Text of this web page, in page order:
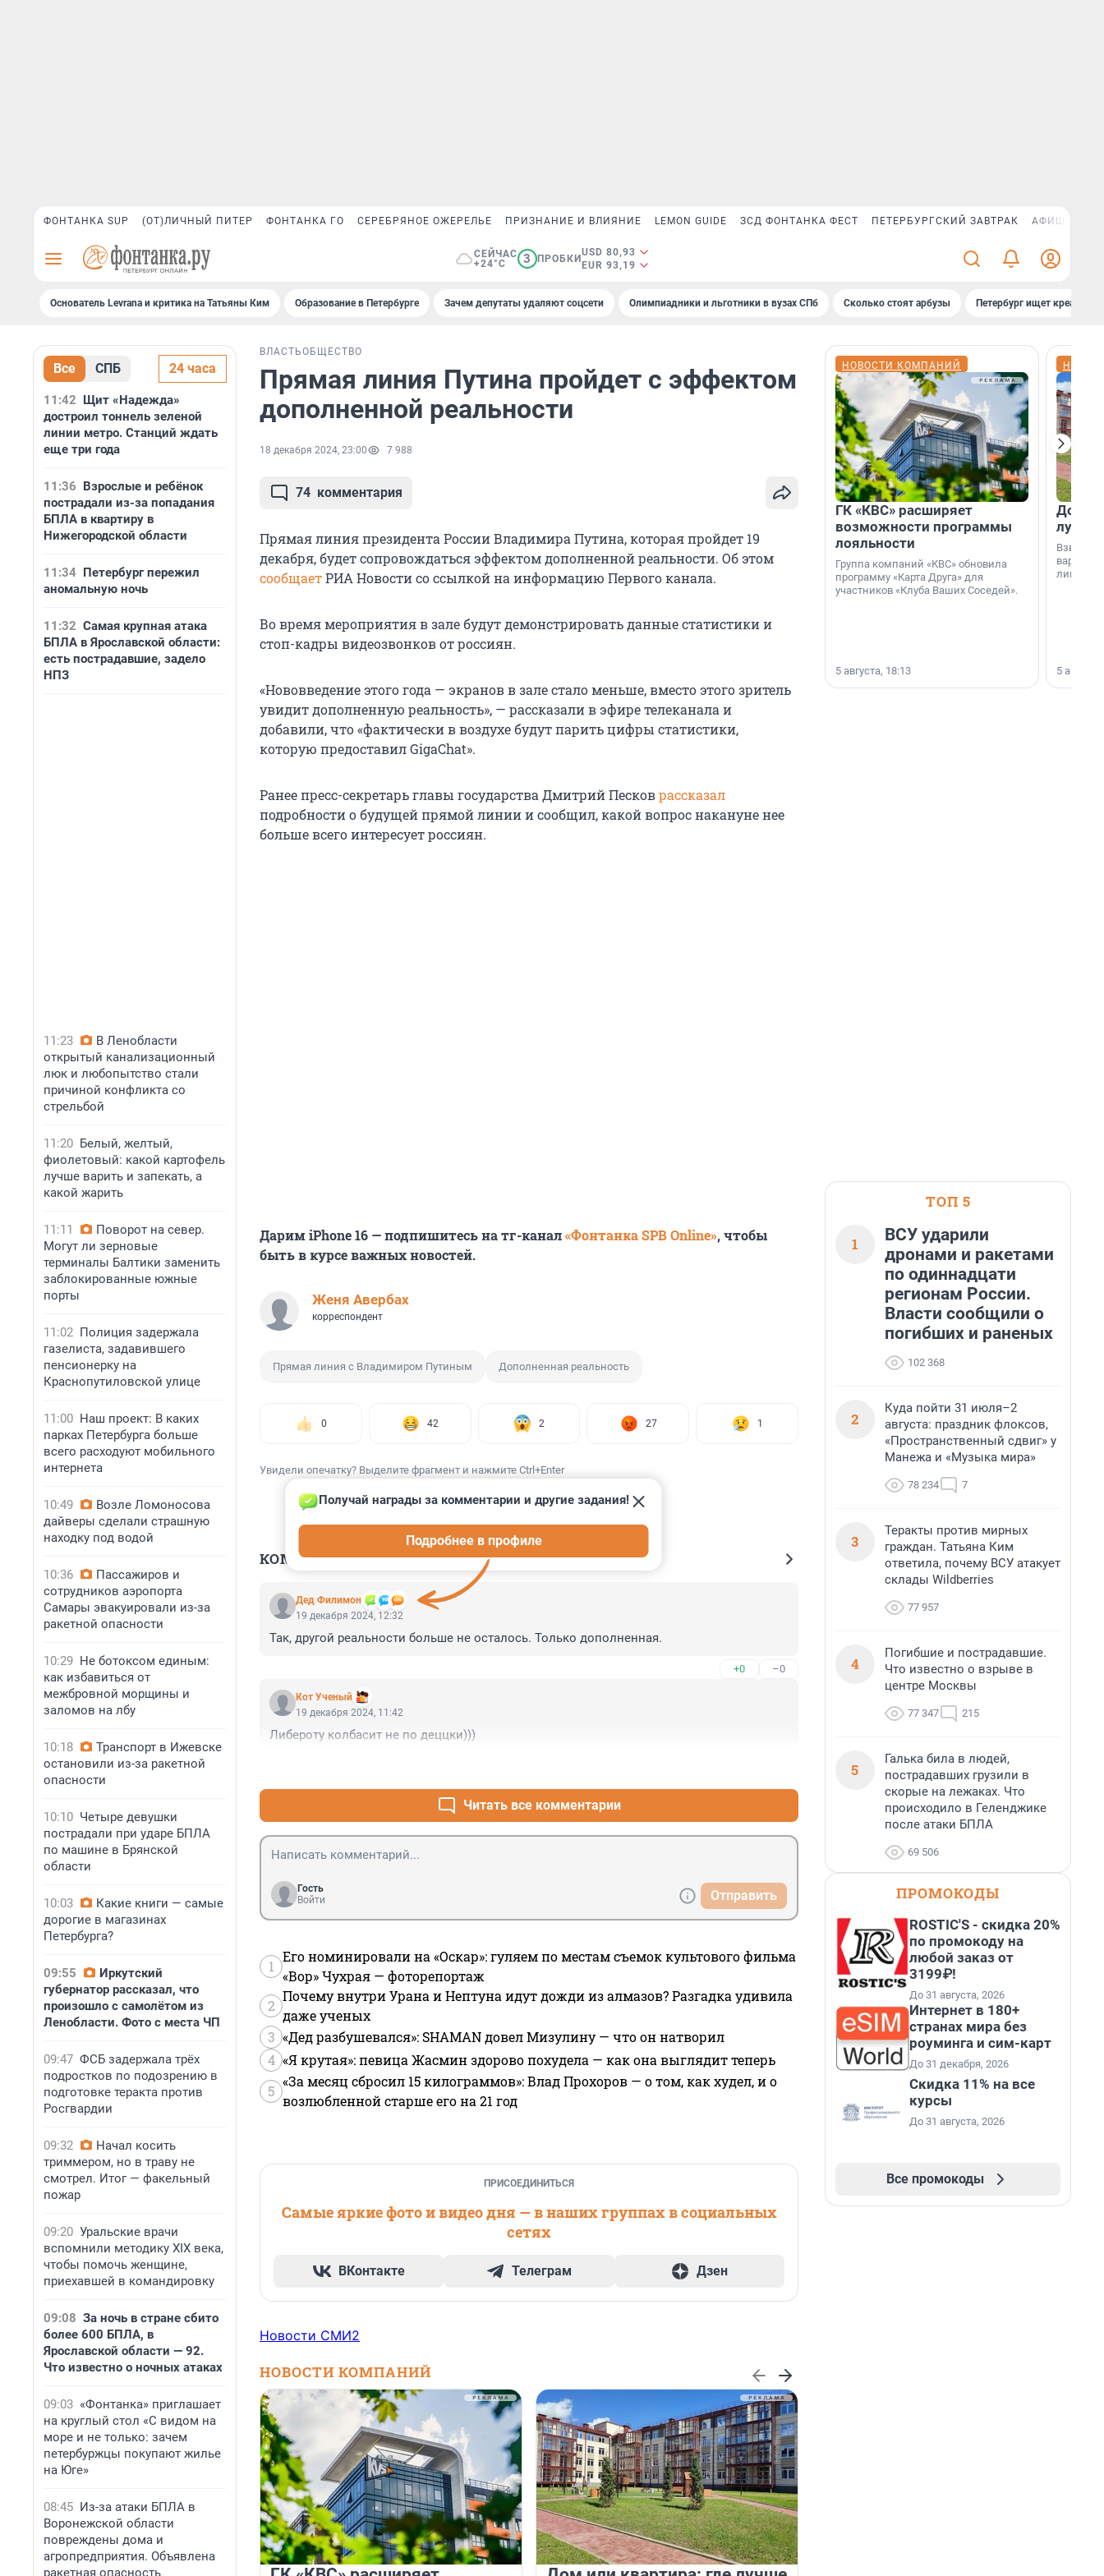
ФОНТАНКА SUP (ОТ)ЛИЧНЫЙ ПИТЕР ФОНТАНКА ГО СЕРЕБРЯНОЕ ОЖЕРЕЛЬЕ ПРИЗНАНИЕ И ВЛИЯНИЕ LEMON GUIDE ЗСД ФОНТАНКА ФЕСТ ПЕТЕРБУРГСКИЙ ЗАВТРАК АФИША PLUS
СЕЙЧАС
+24°C
3 ПРОБКИ
USD 80,93
EUR 93,19
Основатель Levrana и критика на Татьяны Ким Образование в Петербурге Зачем депутаты удаляют соцсети Олимпиадники и льготники в вузах СПб Сколько стоят арбузы Петербург ищет креатив
Все СПБ 24 часа
11:42 Щит «Надежда»
достроил тоннель зеленой
линии метро. Станций ждать
еще три года
11:36 Взрослые и ребёнок
пострадали из-за попадания
БПЛА в квартиру в
Нижегородской области
11:34 Петербург пережил
аномальную ночь
11:32 Самая крупная атака
БПЛА в Ярославской области:
есть пострадавшие, задело
НПЗ
11:23
В Ленобласти
открытый канализационный
люк и любопытство стали
причиной конфликта со
стрельбой
11:20 Белый, желтый,
фиолетовый: какой картофель
лучше варить и запекать, а
какой жарить
11:11
Поворот на север.
Могут ли зерновые
терминалы Балтики заменить
заблокированные южные
порты
11:02 Полиция задержала
газелиста, задавившего
пенсионерку на
Краснопутиловской улице
11:00 Наш проект: В каких
парках Петербурга больше
всего расходуют мобильного
интернета
10:49
Возле Ломоносова
дайверы сделали страшную
находку под водой
10:36
Пассажиров и
сотрудников аэропорта
Самары эвакуировали из-за
ракетной опасности
10:29 Не ботоксом единым:
как избавиться от
межбровной морщины и
заломов на лбу
10:18
Транспорт в Ижевске
остановили из-за ракетной
опасности
10:10 Четыре девушки
пострадали при ударе БПЛА
по машине в Брянской
области
10:03
Какие книги — самые
дорогие в магазинах
Петербурга?
09:55
Иркутский
губернатор рассказал, что
произошло с самолётом из
Ленобласти. Фото с места ЧП
09:47 ФСБ задержала трёх
подростков по подозрению в
подготовке теракта против
Росгвардии
09:32
Начал косить
триммером, но в траву не
смотрел. Итог — факельный
пожар
09:20 Уральские врачи
вспомнили методику XIX века,
чтобы помочь женщине,
приехавшей в командировку
09:08 За ночь в стране сбито
более 600 БПЛА, в
Ярославской области — 92.
Что известно о ночных атаках
09:03 «Фонтанка» приглашает
на круглый стол «С видом на
море и не только: зачем
петербуржцы покупают жилье
на Юге»
08:45 Из-за атаки БПЛА в
Воронежской области
повреждены дома и
агропредприятия. Объявлена
ракетная опасность
ВЛАСТЬОБЩЕСТВО
Прямая линия Путина пройдет с эффектом
дополненной реальности
18 декабря 2024, 23:00 7 988
74 комментария
Прямая линия президента России Владимира Путина, которая пройдет 19
декабря, будет сопровождаться эффектом дополненной реальности. Об этом
сообщаетРИА Новости со ссылкой на информацию Первого канала.
Во время мероприятия в зале будут демонстрировать данные статистики и
стоп-кадры видеозвонков от россиян.
«Нововведение этого года — экранов в зале стало меньше, вместо этого зритель
увидит дополненную реальность», — рассказали в эфире телеканала и
добавили, что «фактически в воздухе будут парить цифры статистики,
которую предоставил GigaChat».
Ранее пресс-секретарь главы государства Дмитрий Песковрассказал
подробности о будущей прямой линии и сообщил, какой вопрос накануне нее
больше всего интересует россиян.
Дарим iPhone 16 — подпишитесь на тг-канал«Фонтанка SPB Online», чтобы
быть в курсе важных новостей.
Женя Авербах
корреспондент
Прямая линия с Владимиром Путиным Дополненная реальность
0 42 2 27 1
Увидели опечатку? Выделите фрагмент и нажмите Ctrl+Enter
КОММЕНТАРИИ 74
Дед Филимон
Получай награды за комментарии и другие задания!
Подробнее в профиле
19 декабря 2024, 12:32
Так, другой реальности больше не осталось. Только дополненная.
+0 –0
Кот Ученый
19 декабря 2024, 11:42
Либероту колбасит не по деццки)))
Читать все комментарии
Гость
Войти
Отправить
1
Его номинировали на «Оскар»: гуляем по местам съемок культового фильма
«Вор» Чухрая — фоторепортаж
2
Почему внутри Урана и Нептуна идут дожди из алмазов? Разгадка удивила
даже ученых
3 «Дед разбушевался»: SHAMAN довел Мизулину — что он натворил
4 «Я крутая»: певица Жасмин здорово похудела — как она выглядит теперь
5
«За месяц сбросил 15 килограммов»: Влад Прохоров — о том, как худел, и о
возлюбленной старше его на 21 год
ПРИСОЕДИНИТЬСЯ
Самые яркие фото и видео дня — в наших группах в социальных
сетях
ВКонтакте Телеграм Дзен
Новости СМИ2
НОВОСТИ КОМПАНИЙ
НОВОСТИ КОМПАНИЙ
ГК «КВС» расширяет
возможности программы
лояльности
Группа компаний «КВС» обновила
программу «Карта Друга» для
участников «Клуба Ваших Соседей».
5 августа, 18:13
Дом
лучше
лишнего
5
ТОП 5
1
ВСУ ударили
дронами и ракетами
по одиннадцати
регионам России.
Власти сообщили о
погибших и раненых
102 368
2
Куда пойти 31 июля–2
августа: праздник флоксов,
«Пространственный сдвиг» у
Манежа и «Музыка мира»
78 234 7
3
Теракты против мирных
граждан. Татьяна Ким
ответила, почему ВСУ атакует
склады Wildberries
77 957
4
Погибшие и пострадавшие.
Что известно о взрыве в
центре Москвы
77 347 215
5
Галька била в людей,
пострадавших грузили в
скорые на лежаках. Что
происходило в Геленджике
после атаки БПЛА
69 506
ПРОМОКОДЫ
ROSTIC'S - скидка 20%
по промокоду на
любой заказ от
3199₽!
До 31 августа, 2026
Интернет в 180+
странах мира без
роуминга и сим-карт
До 31 декабря, 2026
Скидка 11% на все
курсы
До 31 августа, 2026
Все промокоды